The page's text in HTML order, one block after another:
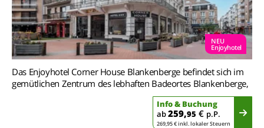
NEU
Enjoyhotel
Das Enjoyhotel Corner House Blankenberge befindet sich im
gemütlichen Zentrum des lebhaften Badeortes Blankenberge,
Info & Buchung
ab259,95 € p.P.
269,95 € inkl. lokaler Steuern